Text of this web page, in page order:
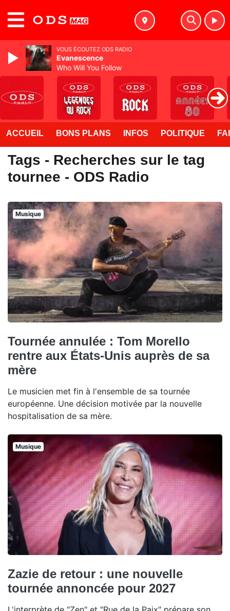
ACCUEIL BONS PLANS INFOS POLITIQUE
Tags - Recherches sur le tag
tournee - ODS Radio
Musique
Tournée annulée : Tom Morello
rentre aux États-Unis auprès de sa
mère
Le musicien met fin à l'ensemble de sa tournée
européenne. Une décision motivée par la nouvelle
hospitalisation de sa mère.
Musique
Zazie de retour : une nouvelle
tournée annoncée pour 2027
VOUS ÉCOUTEZ ODS RADIO
Evanescence
Who Will You Follow